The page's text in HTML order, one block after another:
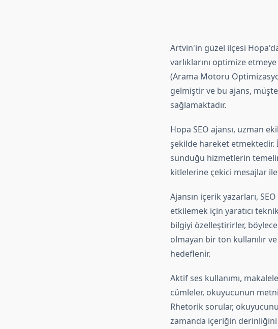
Artvin'in güzel ilçesi
varlıklarını optimize
(Arama Motoru
gelmiştir ve bu ajans,
sağlamaktadır.
Hopa SEO ajansı, uzman
şekilde hareket etmektedir.
sunduğu hizmetlerin
kitlelerine çekici mesajlar
Ajansın içerik yazarları,
etkilemek için yaratıcı
bilgiyi özelleştirirler,
olmayan bir ton kullanılır
hedeflenir.
Aktif ses kullanımı,
cümleler, okuyucunun
Rhetorik sorular,
zamanda içeriğin derinliğini